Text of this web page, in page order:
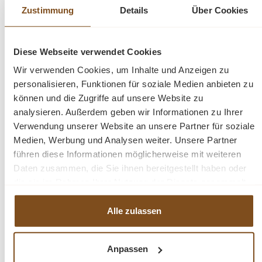
Zustimmung Details Über Cookies
Diese Webseite verwendet Cookies
Wir verwenden Cookies, um Inhalte und Anzeigen zu
personalisieren, Funktionen für soziale Medien anbieten zu
können und die Zugriffe auf unsere Website zu
analysieren. Außerdem geben wir Informationen zu Ihrer
Verwendung unserer Website an unsere Partner für soziale
Medien, Werbung und Analysen weiter. Unsere Partner
führen diese Informationen möglicherweise mit weiteren
Daten zusammen, die Sie ihnen bereitgestellt haben oder
haben.
Alle zulassen
Anpassen
Innenfarbe - frei wählbar
Verstellbare Regalböden im oberen Bereich
Landhausstil
100% Kieferholz
verschiedene Farben wählbar
Beschläge/Griffe wählbar
Fragen zum Produkt?
Produktinformationen "Französischer
Bücherwand Massivholz"
Produktgalerie überspringen
Ähnliche Produkte